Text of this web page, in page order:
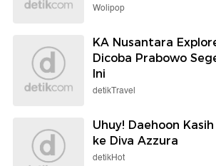
Wolipop
KA Nusantara
Dicoba Prabowo
Ini
detikTravel
Uhuy! Daehoon
ke Diva Azzura
detikHot